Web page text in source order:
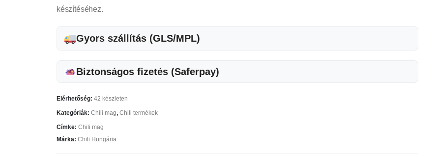
készítéséhez.
Gyors szállítás (GLS/MPL)
Biztonságos fizetés (Saferpay)
Elérhetőség: 42 készleten
Kategóriák: Chili mag, Chili termékek
Címke: Chili mag
Márka: Chili Hungária